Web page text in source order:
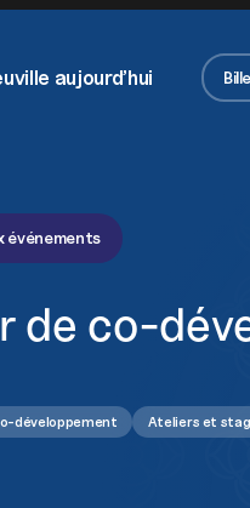
aujourd’hui
événements
de co-
développement Ateliers et